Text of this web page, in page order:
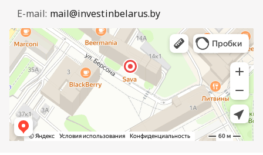
E-mail: mail@investinbelarus.by